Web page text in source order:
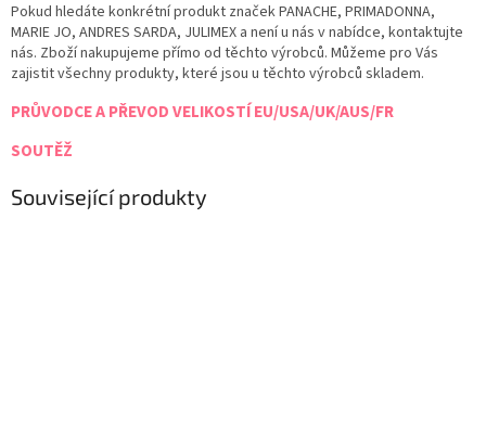
Pokud hledáte konkrétní produkt značek PANACHE, PRIMADONNA,
MARIE JO, ANDRES SARDA, JULIMEX a není u nás v nabídce, kontaktujte
nás. Zboží nakupujeme přímo od těchto výrobců. Můžeme pro Vás
zajistit všechny produkty, které jsou u těchto výrobců skladem.
PRŮVODCE A PŘEVOD VELIKOSTÍ EU/USA/UK/AUS/FR
SOUTĚŽ
Související produkty